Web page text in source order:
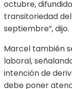
octubre,
transitoriedad
septiembre”, dijo.
Marcel también
laboral,
intención de
debe poner